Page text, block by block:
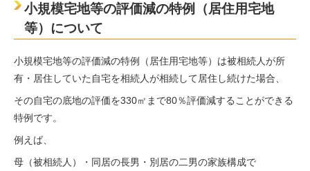
小規模宅地等の評価減の特例（居住用宅地
等）について
小規模宅地等の評価減の特例（居住用宅地等）は被相続人が所
有・居住していた自宅を相続人が相続して居住し続けた場合、
その自宅の底地の評価を330㎡まで80％評価減することができる
特例です。
例えば、
母（被相続人）・同居の長男・別居の二男の家族構成で